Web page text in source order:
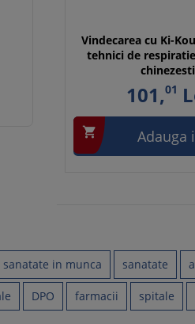
Vindecarea cu Ki-
tehnici de
chinezesti
101,01
 Adauga
in munca sanatate
DPO farmacii spitale